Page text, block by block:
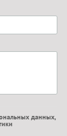
данных,